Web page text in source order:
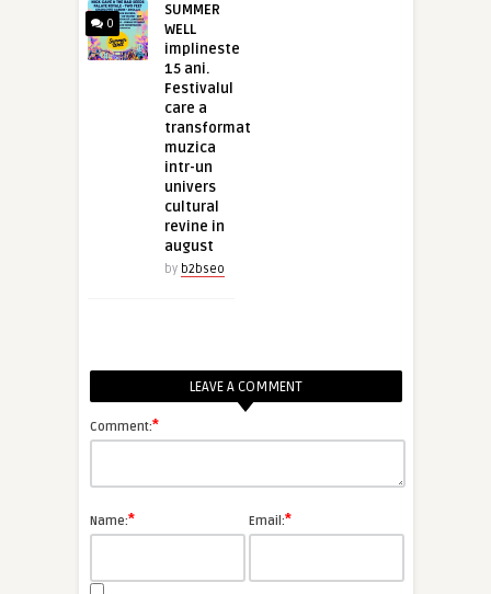
0
SUMMER
WELL
implineste
15 ani.
Festivalul
care a
transformat
muzica
intr-un
univers
cultural
revine in
august
by b2bseo
LEAVE A COMMENT
Comment:*
Name:* Email:*